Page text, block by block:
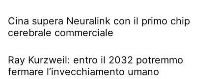
Cina supera Neuralink con il primo chip
cerebrale commerciale
Ray Kurzweil: entro il 2032 potremmo
fermare l’invecchiamento umano